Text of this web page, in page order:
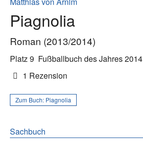
Piagnolia
Roman (2013/2014)
Platz 9 Fußballbuch des Jahres 2014
1 Rezension
Zum Buch: Piagnolia
Sachbuch